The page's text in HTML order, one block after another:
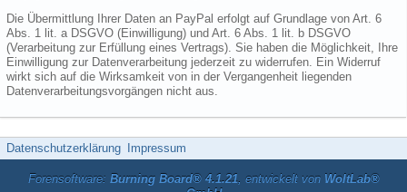
Die Übermittlung Ihrer Daten an PayPal erfolgt auf Grundlage von Art. 6
Abs. 1 lit. a DSGVO (Einwilligung) und Art. 6 Abs. 1 lit. b DSGVO
(Verarbeitung zur Erfüllung eines Vertrags). Sie haben die Möglichkeit, Ihre
Einwilligung zur Datenverarbeitung jederzeit zu widerrufen. Ein Widerruf
wirkt sich auf die Wirksamkeit von in der Vergangenheit liegenden
Datenverarbeitungsvorgängen nicht aus.
Datenschutzerklärung Impressum
Forensoftware: Burning Board® 4.1.21, entwickelt von WoltLab®